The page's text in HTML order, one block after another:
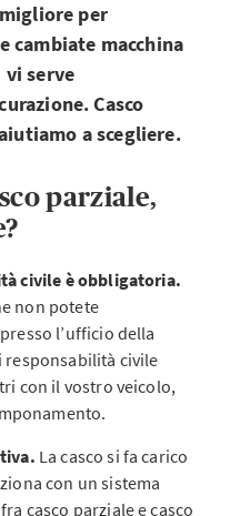
per
cambiate macchina
vi serve
Casco
a scegliere.
parziale,
civile è obbligatoria.
non potete
l’ufficio della
responsabilità civile
con il vostro veicolo,
La casco si fa carico
con un sistema
casco parziale e casco